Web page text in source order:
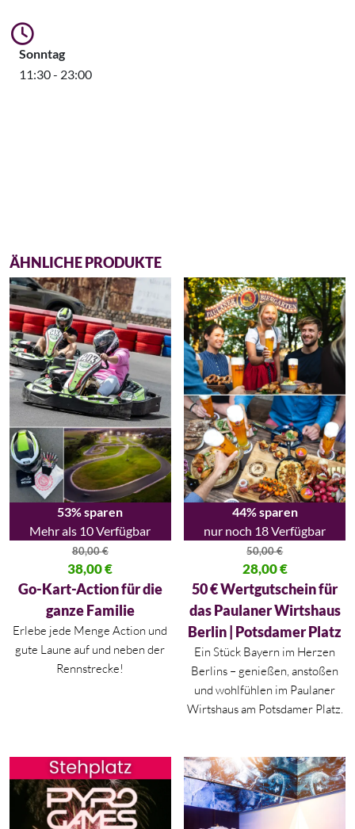
Sonntag
11:30 - 23:00
ÄHNLICHE PRODUKTE
53% sparen
Mehr als 10 Verfügbar
80,00€
Ursprünglicher Preis war: 80,00 €
38,00€
Aktueller Preis ist: 38,00 €.
Go-Kart-Action für die
ganze Familie
Erlebe jede Menge Action und
gute Laune auf und neben der
Rennstrecke!
44% sparen
nur noch 18 Verfügbar
50,00€
Ursprünglicher Preis war:
28,00€
Aktueller Preis ist: 28,00 €.
50 € Wertgutschein für
das Paulaner Wirtshaus
Berlin | Potsdamer Platz
Ein Stück Bayern im Herzen
Berlins – genießen, anstoßen
und wohlfühlen im Paulaner
Wirtshaus am Potsdamer Platz.